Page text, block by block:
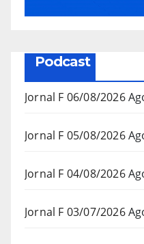
Podcast
Jornal F 06/08/2026
Jornal F 05/08/2026
Jornal F 04/08/2026
Jornal F 03/07/2026